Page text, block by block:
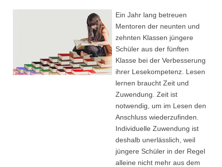
Ein Jahr lang betreuen
Mentoren der neunten und
zehnten Klassen jüngere
Schüler aus der fünften
Klasse bei der Verbesserung
ihrer Lesekompetenz. Lesen
lernen braucht Zeit und
Zuwendung. Zeit ist
notwendig, um im Lesen den
Anschluss wiederzufinden.
Individuelle Zuwendung ist
deshalb unerlässlich, weil
jüngere Schüler in der Regel
alleine nicht mehr aus dem